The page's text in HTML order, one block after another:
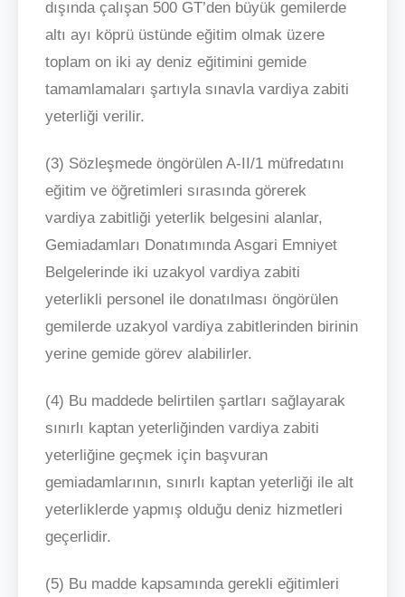
dışında çalışan 500 GT’den büyük gemilerde
altı ayı köprü üstünde eğitim olmak üzere
toplam on iki ay deniz eğitimini gemide
tamamlamaları şartıyla sınavla vardiya zabiti
yeterliği verilir.
(3) Sözleşmede öngörülen A-II/1 müfredatını
eğitim ve öğretimleri sırasında görerek
vardiya zabitliği yeterlik belgesini alanlar,
Gemiadamları Donatımında Asgari Emniyet
Belgelerinde iki uzakyol vardiya zabiti
yeterlikli personel ile donatılması öngörülen
gemilerde uzakyol vardiya zabitlerinden birinin
yerine gemide görev alabilirler.
(4) Bu maddede belirtilen şartları sağlayarak
sınırlı kaptan yeterliğinden vardiya zabiti
yeterliğine geçmek için başvuran
gemiadamlarının, sınırlı kaptan yeterliği ile alt
yeterliklerde yapmış olduğu deniz hizmetleri
geçerlidir.
(5) Bu madde kapsamında gerekli eğitimleri